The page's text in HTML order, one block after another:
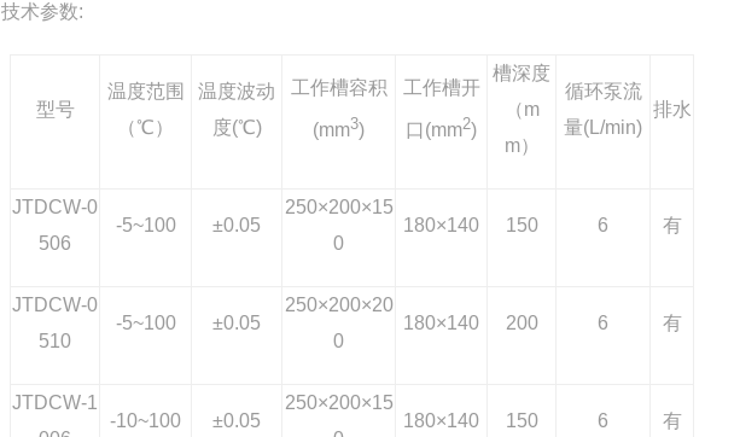
技术参数:
型号
温度范围
（℃）
温度波动
度(℃)
工作槽容积
(mm3)
工作槽开
口(mm2)
槽深度
（m
m）
循环泵流
量(L/min)
排水
JTDCW-0
506
-5~100 ±0.05
250×200×15
0
180×140 150 6 有
JTDCW-0
510
-5~100 ±0.05
250×200×20
0
180×140 200 6 有
JTDCW-1
-10~100 ±0.05
250×200×15
180×140 150 6 有